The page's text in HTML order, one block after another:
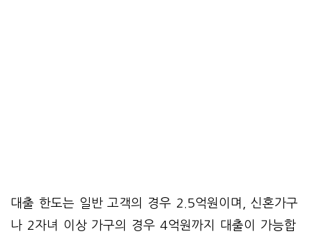
대출 한도는 일반 고객의 경우 2.5억원이며, 신혼가구
나 2자녀 이상 가구의 경우 4억원까지 대출이 가능합